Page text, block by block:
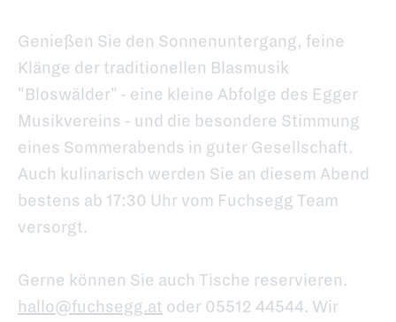
Genießen Sie den Sonnenuntergang, feine
Klänge der traditionellen Blasmusik
"Bloswälder" - eine kleine Abfolge des Egger
Musikvereins - und die besondere Stimmung
eines Sommerabends in guter Gesellschaft.
Auch kulinarisch werden Sie an diesem Abend
bestens ab 17:30 Uhr vom Fuchsegg Team
versorgt.
Gerne können Sie auch Tische reservieren.
hallo@fuchsegg.at oder 05512 44544. Wir